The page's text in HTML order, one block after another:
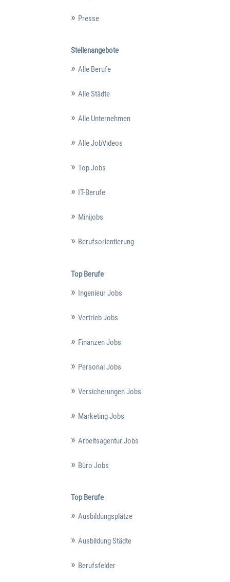
Presse
Stellenangebote
Alle Berufe
Alle Städte
Alle Unternehmen
Alle JobVideos
Top Jobs
IT-Berufe
Minijobs
Berufsorientierung
Top Berufe
Ingenieur Jobs
Vertrieb Jobs
Finanzen Jobs
Personal Jobs
Versicherungen Jobs
Marketing Jobs
Arbeitsagentur Jobs
Büro Jobs
Top Berufe
Ausbildungsplätze
Ausbildung Städte
Berufsfelder